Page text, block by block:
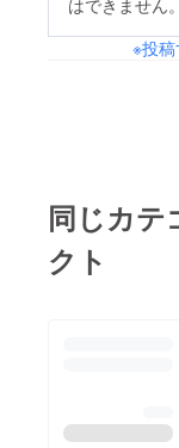
※投
同じカテ
クト